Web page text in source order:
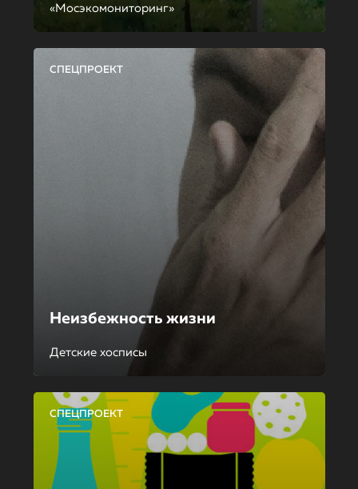
«Мосэкомониторинг»
СПЕЦПРОЕКТ
Неизбежность жизни
Детские хосписы
СПЕЦПРОЕКТ